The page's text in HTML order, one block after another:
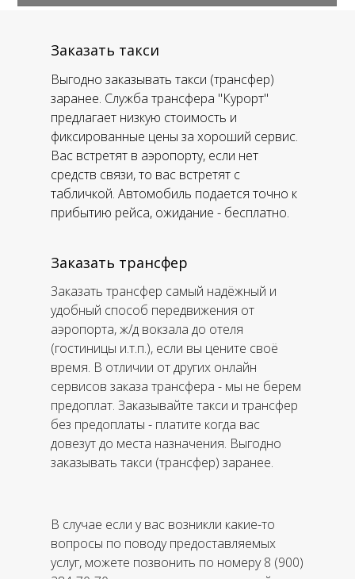
Заказать трансфер самый надёжный и
удобный способ передвижения от
аэропорта, ж/д вокзала до отеля
(гостиницы и.т.п.), если вы цените своё
время. В отличии от других онлайн
сервисов заказа трансфера - мы не берем
предоплат. Заказывайте такси и трансфер
без предоплаты - платите когда вас
довезут до места назначения. Выгодно
заказывать такси (трансфер) заранее.
Заказать трансфер
Выгодно заказывать такси (трансфер)
заранее. Служба трансфера "Курорт"
предлагает низкую стоимость и
фиксированные цены за хороший сервис.
Вас встретят в аэропорту, если нет
средств связи, то вас встретят с
табличкой. Автомобиль подается точно к
прибытию рейса, ожидание - бесплатно.
Заказать такси
В случае если у вас возникли какие-то
вопросы по поводу предоставляемых
услуг, можете позвонить по номеру 8 (900)